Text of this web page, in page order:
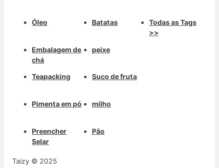
Óleo
Embalagem de
chá
Teapacking
Pimenta em pó
Preencher
Selar
Batatas
peixe
Suco de fruta
milho
Pão
Todas as Tags
>>
Taizy © 2025